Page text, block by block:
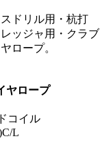
ドリル用・杭打
ッジャ用・クラブ
ロープ。
ヤロープ
コイル
L